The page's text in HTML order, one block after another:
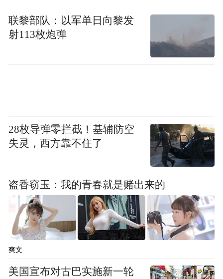
联黎部队：以军单日向黎发
射113枚炮弹
28枚导弹零拦截！基辅防空
失灵，西方靠不住了
盗香窃玉：我的青春就是赌出来的
爽文
美国宣布对古巴实施新一轮